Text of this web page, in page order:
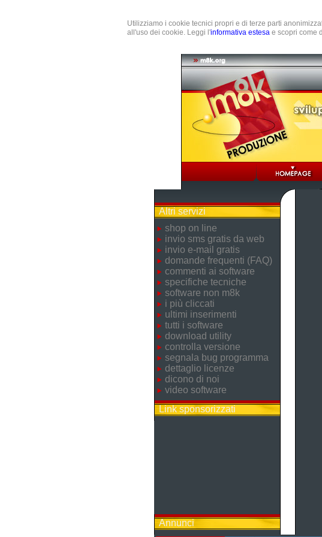
Utilizziamo i cookie tecnici propri e di terze parti
all'uso dei cookie. Leggi l'informativa estesa e scopri come
Altri servizi
shop on line
invio sms gratis da web
invio e-mail gratis
domande frequenti (FAQ)
commenti ai software
specifiche tecniche
software non m8k
i più cliccati
ultimi inserimenti
tutti i software
download utility
controlla versione
segnala bug programma
dettaglio licenze
dicono di noi
video software
Link sponsorizzati
Annunci